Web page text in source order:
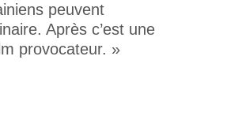
peuvent
Après c’est une
provocateur. »